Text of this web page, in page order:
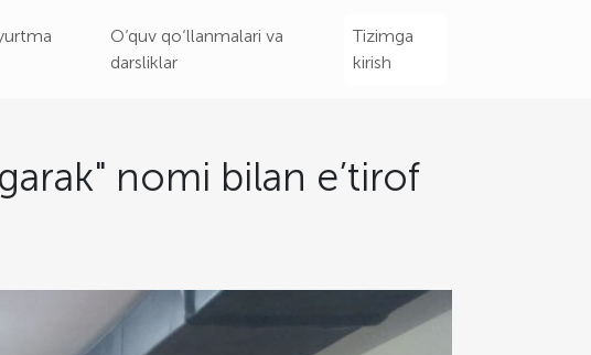
O‘quv qo‘llanmalari va
darsliklar
Tizimga
kirish
nomi bilan e’tirof